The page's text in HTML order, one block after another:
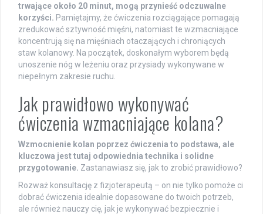
trwające około 20 minut, mogą przynieść odczuwalne
korzyści. Pamiętajmy, że ćwiczenia rozciągające pomagają
zredukować sztywność mięśni, natomiast te wzmacniające
koncentrują się na mięśniach otaczających i chroniących
staw kolanowy. Na początek, doskonałym wyborem będą
unoszenie nóg w leżeniu oraz przysiady wykonywane w
niepełnym zakresie ruchu.
Jak prawidłowo wykonywać
ćwiczenia wzmacniające kolana?
Wzmocnienie kolan poprzez ćwiczenia to podstawa, ale
kluczowa jest tutaj odpowiednia technika i solidne
przygotowanie. Zastanawiasz się, jak to zrobić prawidłowo?
Rozważ konsultację z fizjoterapeutą – on nie tylko pomoże ci
dobrać ćwiczenia idealnie dopasowane do twoich potrzeb,
ale również nauczy cię, jak je wykonywać bezpiecznie i